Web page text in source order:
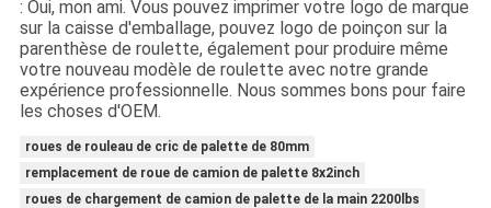
: Oui, mon ami. Vous pouvez imprimer votre logo de marque
sur la caisse d'emballage, pouvez logo de poinçon sur la
parenthèse de roulette, également pour produire même
votre nouveau modèle de roulette avec notre grande
expérience professionnelle. Nous sommes bons pour faire
les choses d'OEM.
roues de rouleau de cric de palette de 80mm
remplacement de roue de camion de palette 8x2inch
roues de chargement de camion de palette de la main 2200lbs